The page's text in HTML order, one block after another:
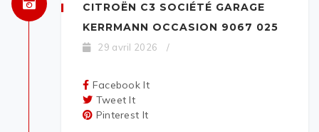
CITROËN C3 SOCIÉTÉ GARAGE
KERRMANN OCCASION 9067 025
29 avril 2026 /
Facebook It
Tweet It
Pinterest It